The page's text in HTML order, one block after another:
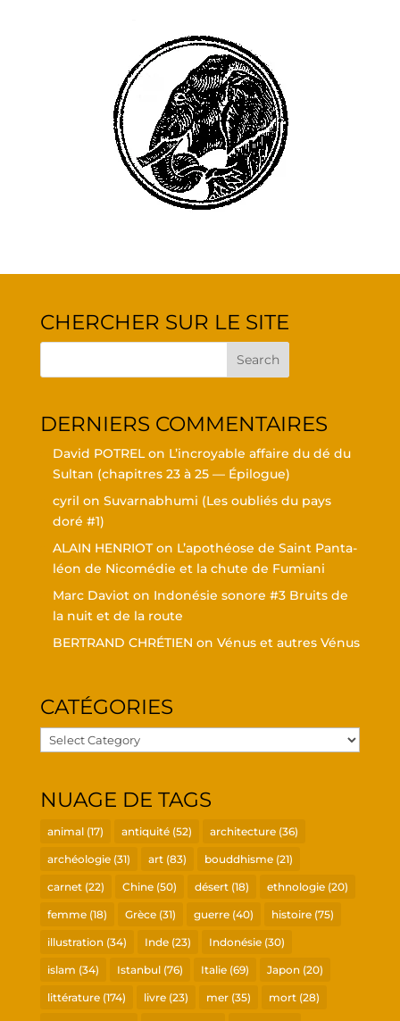
CHER­CHER SUR LE SITE
DER­NIERS COMMENTAIRES
David POTRELon L’in­croyable affaire du dé du
Sul­tan (cha­pitres 23 à 25 — Épilogue)
cyril on Suvar­nabhu­mi (Les oubliés du pays
doré #1)
ALAIN HENRIOTon L’a­po­théose de Saint Pan­ta­
léon de Nico­mé­die et la chute de Fumiani
Marc Davioton Indo­né­sie sonore #3 Bruits de
la nuit et de la route
BERTRAND CHRÉTIEN on Vénus et autres Vénus
CATÉ­GO­RIES
Caté­
go­
NUAGE DE TAGS
animal(17) antiquité(52) architecture(36)
archéologie(31) art(83) bouddhisme(21)
carnet(22) Chine(50) désert(18) ethnologie(20)
femme(18) Grèce(31) guerre(40) histoire(75)
illustration(34) Inde(23) Indonésie(30)
islam (34) Istanbul(76) Italie(69) Japon(20)
littérature(174) livre(23) mer(35) mort(28)